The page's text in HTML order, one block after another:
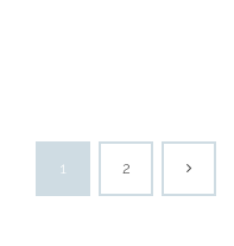
1 2